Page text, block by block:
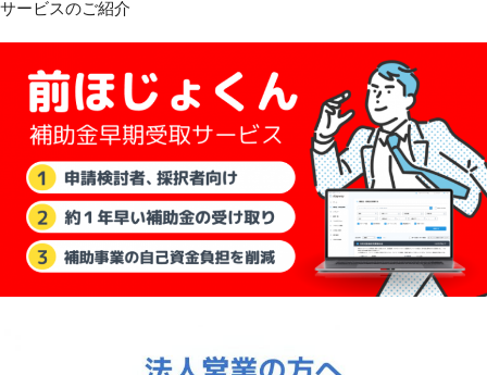
サービスのご紹介